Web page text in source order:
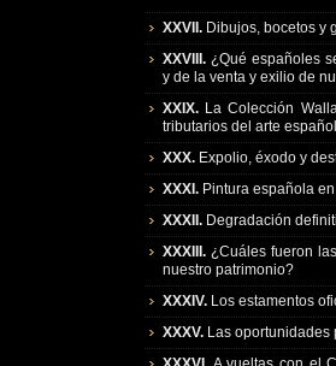
XXVII. Dibujos, bocetos y
XXVIII. ¿Qué españoles
y de la venta y exilio de
XXIX. La Colección
tributarios del arte español
XXX. Expolio, éxodo y
XXXI. Pintura española
XXXII. Degradación
XXXIII. ¿Cuáles fueron
nuestro patrimonio?
XXXIV. Los estamentos
XXXV. Las oportunidades